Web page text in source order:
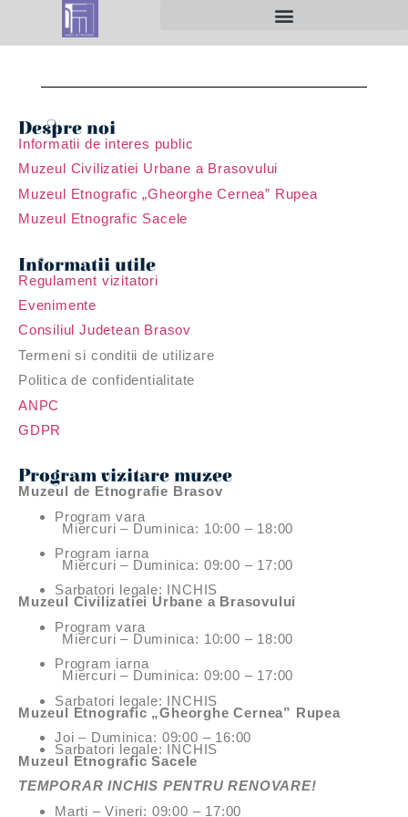
Despre noi
Informatii de interes public
Muzeul Civilizatiei Urbane a Brasovului
Muzeul Etnografic „Gheorghe Cernea” Rupea
Muzeul Etnografic Sacele
Informatii utile
Regulament vizitatori
Evenimente
Consiliul Judetean Brasov
Termeni si conditii de utilizare
Politica de confidentialitate
ANPC
GDPR
Program vizitare muzee
Muzeul de Etnografie Brasov
Program vara
Miercuri – Duminica: 10:00 – 18:00
Program iarna
Miercuri – Duminica: 09:00 – 17:00
Sarbatori legale: INCHIS
Muzeul Civilizatiei Urbane a Brasovului
Program vara
Miercuri – Duminica: 10:00 – 18:00
Program iarna
Miercuri – Duminica: 09:00 – 17:00
Sarbatori legale: INCHIS
Muzeul Etnografic „Gheorghe Cernea” Rupea
Joi – Duminica: 09:00 – 16:00
Sarbatori legale: INCHIS
Muzeul Etnografic Sacele
TEMPORAR INCHIS PENTRU RENOVARE!
Marti – Vineri: 09:00 – 17:00